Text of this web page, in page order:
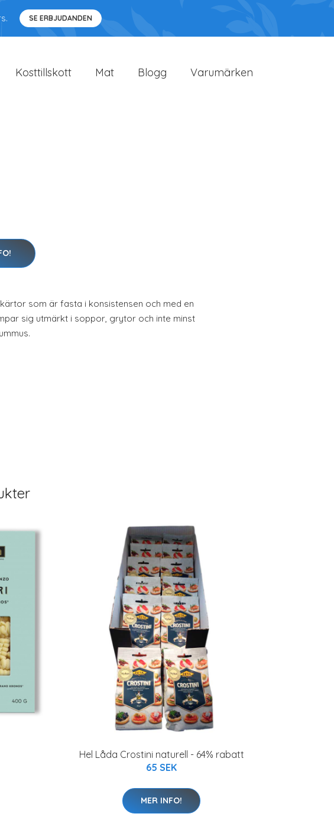
SE ERBJUDANDEN
Kosttillskott Mat Blogg Varumärken
som är fasta i konsistensen och med en
sig utmärkt i soppor, grytor och inte minst
Hel Låda Crostini naturell - 64% rabatt
65 SEK
MER INFO!